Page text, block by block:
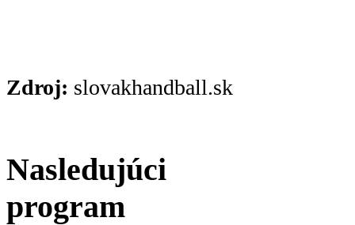
Zdroj: slovakhandball.sk
Nasledujúci
program